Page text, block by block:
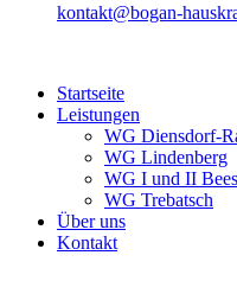
kontakt@bogan-
Startseite
Leistungen
WG Diensdorf-
WG Lindenberg
WG I und II
WG Trebatsch
Über uns
Kontakt